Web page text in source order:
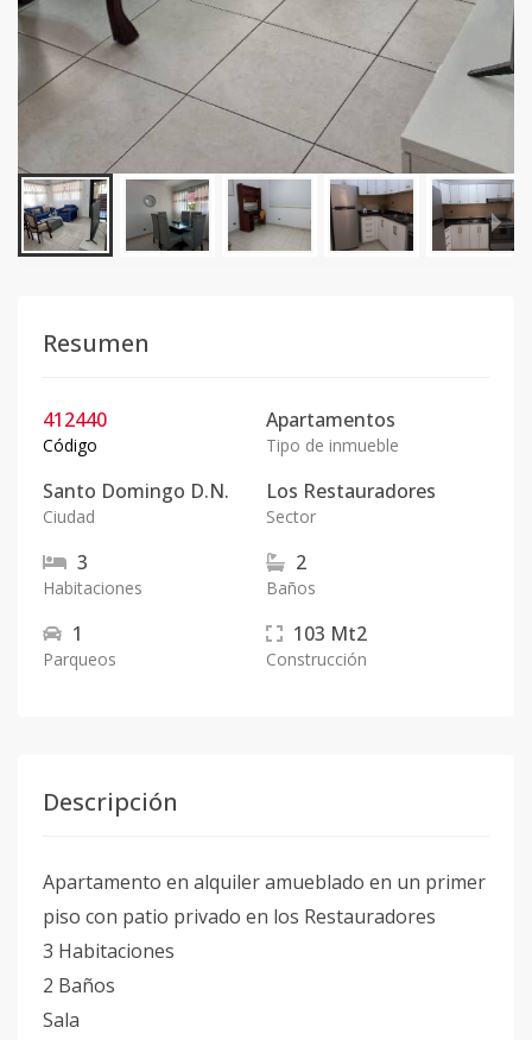
Resumen
412440
Código
Apartamentos
Tipo de inmueble
Santo Domingo D.N.
Ciudad
Los Restauradores
Sector
3
Habitaciones
2
Baños
1
Parqueos
103 Mt2
Construcción
Descripción
Apartamento en alquiler amueblado en un primer
piso con patio privado en los Restauradores
3 Habitaciones
2 Baños
Sala